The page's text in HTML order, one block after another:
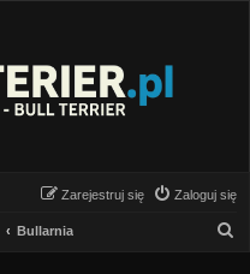
Zaloguj się
Zarejestruj się
Bullarnia